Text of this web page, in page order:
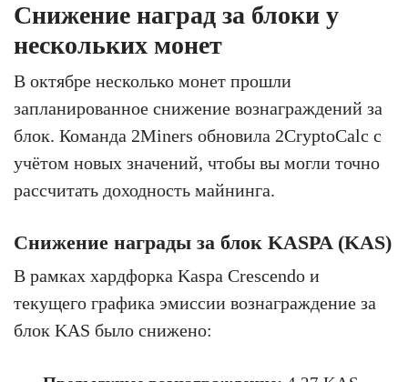
Снижение наград за блоки у
нескольких монет
В октябре несколько монет прошли
запланированное снижение вознаграждений за
блок. Команда 2Miners обновила 2CryptoCalc с
учётом новых значений, чтобы вы могли точно
рассчитать доходность майнинга.
Снижение награды за блок KASPA (KAS)
В рамках хардфорка Kaspa Crescendo и
текущего графика эмиссии вознаграждение за
блок KAS было снижено: